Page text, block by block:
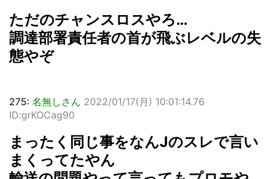
ただのチャンスロスやろ…
調達部署責任者の首が飛ぶレベルの失
態やぞ
275: 名無しさん 2022/01/17(月) 10:01:14.76
ID:grKOCag90
まったく同じ事をなんJのスレで言い
まくってたやん